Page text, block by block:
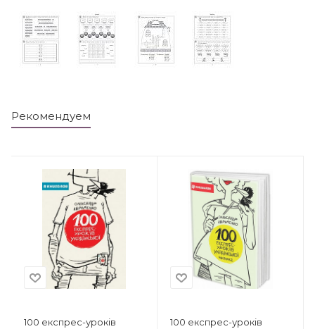
Рекомендуем
100 експрес-уроків
100 експрес-уроків